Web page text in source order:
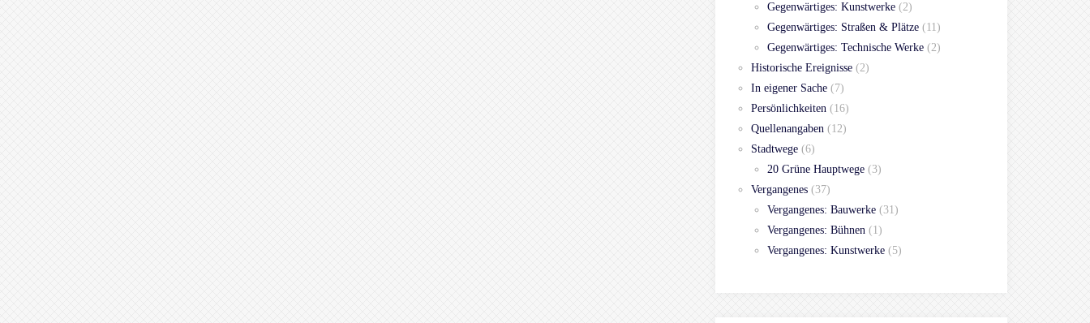
Gegenwärtiges: Kunstwerke (2)
Gegenwärtiges: Straßen & Plätze (11)
Gegenwärtiges: Technische Werke (2)
Historische Ereignisse (2)
In eigener Sache (7)
Persönlichkeiten (16)
Quellenangaben (12)
Stadtwege (6)
20 Grüne Hauptwege (3)
Vergangenes (37)
Vergangenes: Bauwerke (31)
Vergangenes: Bühnen (1)
Vergangenes: Kunstwerke (5)